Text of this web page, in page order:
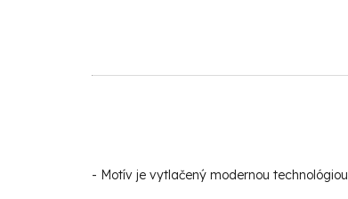
- Motív je vytlačený modernou technológiou